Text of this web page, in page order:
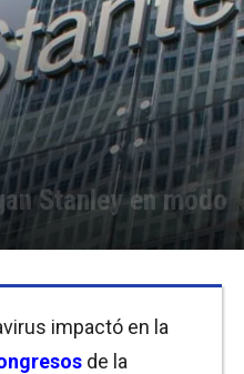
Stanley en modo
impactó en la
de la